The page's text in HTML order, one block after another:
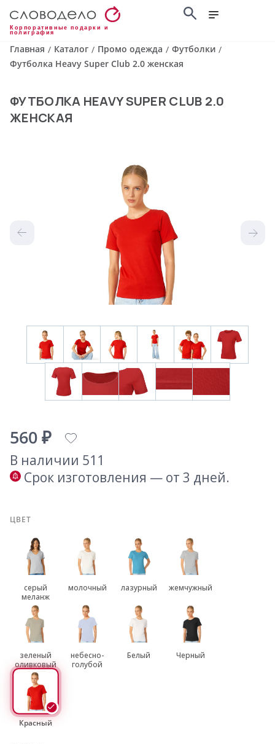
Корпоративные подарки и
полиграфия
Главная / Каталог / Промо одежда / Футболки /
Футболка Heavy Super Club 2.0 женская
ФУТБОЛКА HEAVY SUPER CLUB 2.0
ЖЕНСКАЯ
560 ₽
В наличии 511
Срок изготовления — от 3 дней.
ЦВЕТ
серый
меланж
молочный лазурный жемчужный
зеленый
оливковый
небесно-
голубой
Белый Черный
Красный